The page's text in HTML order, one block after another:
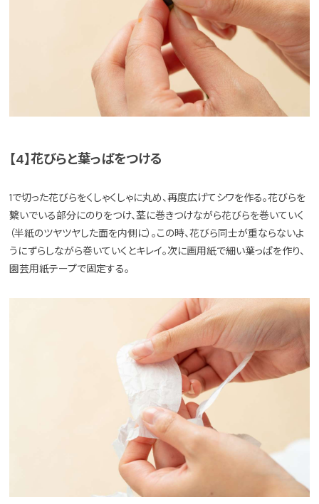
【4】花びらと葉っぱをつける
1で切った花びらをくしゃくしゃに丸め、再度広げてシワを作る。花びらを
繋いでいる部分にのりをつけ、茎に巻きつけながら花びらを巻いていく
（半紙のツヤツヤした面を内側に）。この時、花びら同士が重ならないよ
うにずらしながら巻いていくとキレイ。次に画用紙で細い葉っぱを作り、
園芸用紙テープで固定する。